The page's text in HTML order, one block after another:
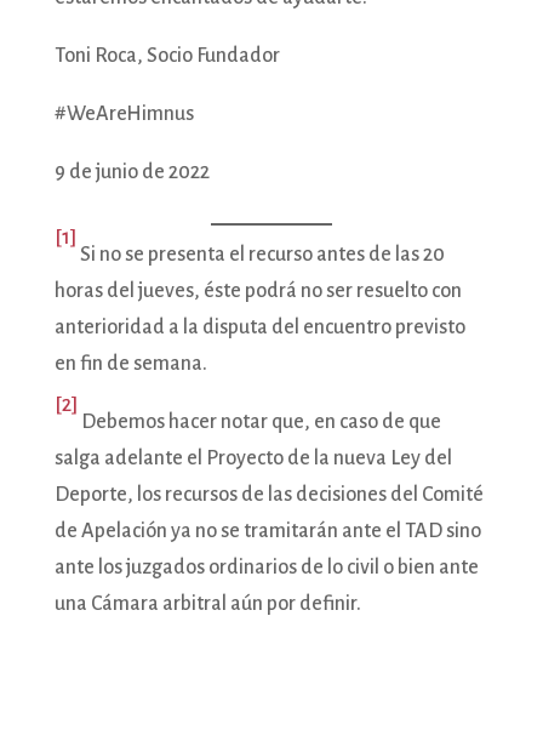
Toni Roca, Socio Fundador
#WeAreHimnus
9 de junio de 2022
[1]
Si no se presenta el recurso antes de las 20
horas del jueves, éste podrá no ser resuelto con
anterioridad a la disputa del encuentro previsto
en fin de semana.
[2]
Debemos hacer notar que, en caso de que
salga adelante el Proyecto de la nueva Ley del
Deporte, los recursos de las decisiones del Comité
de Apelación ya no se tramitarán ante el TAD sino
ante los juzgados ordinarios de lo civil o bien ante
una Cámara arbitral aún por definir.